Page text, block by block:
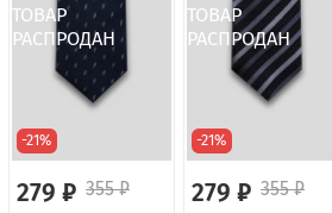
-21%
279 ₽ 355 ₽
-21%
279 ₽ 355 ₽